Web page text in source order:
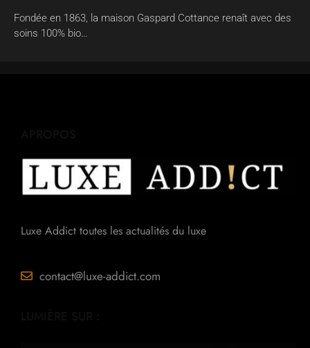
Fondée en 1863, la maison Gaspard Cottance renaît avec des
soins 100% bio…
Luxe Addict toutes les actualités du luxe
contact@luxe-addict.com